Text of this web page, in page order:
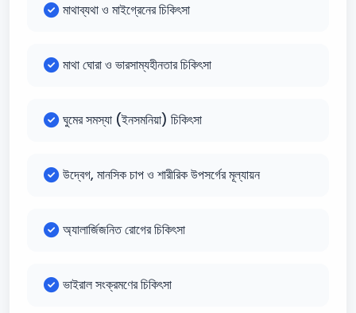
মাথাব্যথা ও মাইগ্রেনের চিকিৎসা
মাথা ঘোরা ও ভারসাম্যহীনতার চিকিৎসা
ঘুমের সমস্যা (ইনসমনিয়া) চিকিৎসা
উদ্বেগ, মানসিক চাপ ও শারীরিক উপসর্গের মূল্যায়ন
অ্যালার্জিজনিত রোগের চিকিৎসা
ভাইরাল সংক্রমণের চিকিৎসা